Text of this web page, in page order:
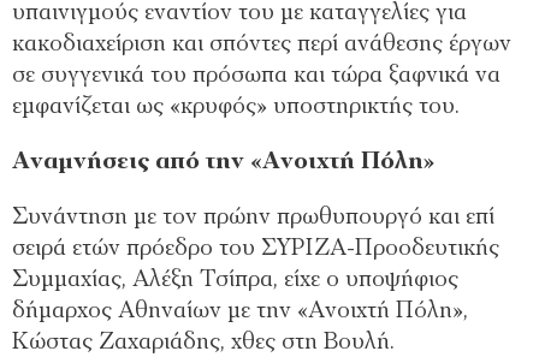
υπαινιγμούς εναντίον του με καταγγελίες για
κακοδιαχείριση και σπόντες περί ανάθεσης έργων
σε συγγενικά του πρόσωπα και τώρα ξαφνικά να
εμφανίζεται ως «κρυφός» υποστηρικτής του.
Αναμνήσεις από την «Ανοιχτή Πόλη»
Συνάντηση με τον πρώην πρωθυπουργό και επί
σειρά ετών πρόεδρο του ΣΥΡΙΖΑ-Προοδευτικής
Συμμαχίας, Αλέξη Τσίπρα, είχε ο υποψήφιος
δήμαρχος Αθηναίων με την «Ανοιχτή Πόλη»,
Κώστας Ζαχαριάδης, χθες στη Βουλή.